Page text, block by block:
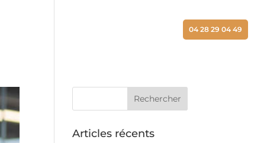
04 28 29 04 49
Articles récents